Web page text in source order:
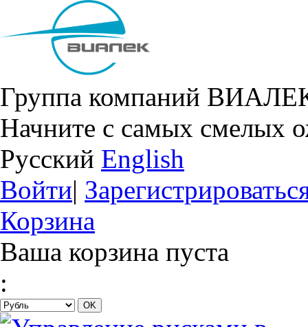
Группа компаний
Начните с самых смелых
Русский English
Войти|
Корзина
Ваша корзина пуста
: